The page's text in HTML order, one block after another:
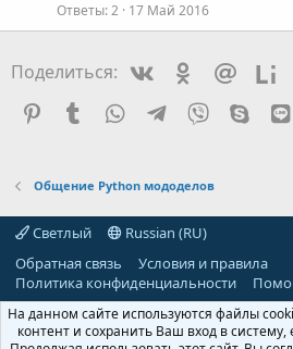
Ответы 2 17 Май 2016
Поделиться: Vkontakte Mail.ru
Pinterest
Tumblr WhatsAppTelegram
Viber Skype
Общение Python мододелов
Светлый
Russian (RU)
Обратная связь
Условия и правила
Политика конфиденциальности
На данном сайте используются файлы
контент и сохранить Ваш вход в систему,